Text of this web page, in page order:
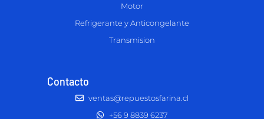
Motor
Refrigerante y Anticongelante
Transmision
Contacto
ventas@repuestosfarina.cl
+56 9 8839 6237